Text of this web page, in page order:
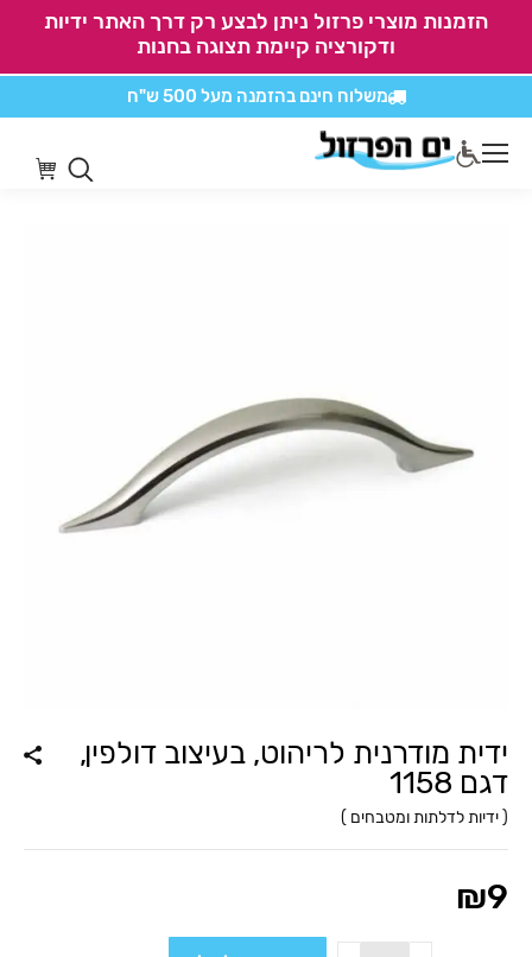
הזמנות מוצרי פרזול ניתן לבצע רק דרך האתר ידיות
ודקורציה קיימת תצוגה בחנות
משלוח חינם בהזמנה מעל 500 ש"ח
ידית מודרנית לריהוט, בעיצוב דולפין,
דגם 1158
( ידיות לדלתות ומטבחים )
₪9